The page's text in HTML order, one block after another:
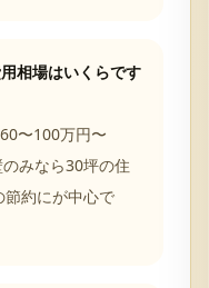
相場はいくらです
〜100万円〜
みなら30坪の住
約にが中心で